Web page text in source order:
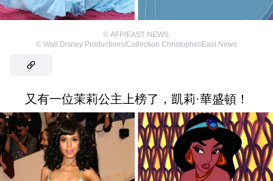
© AFP/EAST NEWS,
© Walt Disney Productions/Collection Christophel/East News
又有一位茉莉公主上榜了，凱莉·華盛頓！